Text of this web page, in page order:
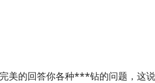
美的回答你各种***钻的问题，这